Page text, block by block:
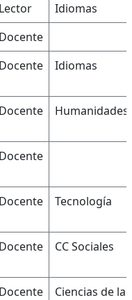
Lector
Idiomas
Docente
Docente Idiomas
Docente Humanidades
Docente
Docente Tecnología
Docente CC Sociales
Docente
Ciencias de la